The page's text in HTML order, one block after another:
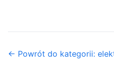
← Powrót do kategorii: